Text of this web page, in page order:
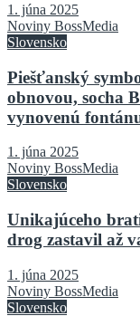
1. júna 2025
Noviny BossMedia
Slovensko
Piešťanský
obnovou, socha
vynovenú
1. júna 2025
Noviny BossMedia
Slovensko
Unikajúceho
drog zastavil až
1. júna 2025
Noviny BossMedia
Slovensko